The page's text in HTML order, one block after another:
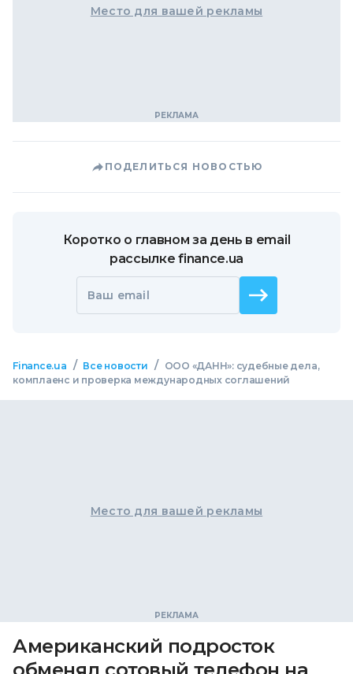
Место для вашей рекламы
ПОДЕЛИТЬСЯ НОВОСТЬЮ
Коротко о главном за день в email
рассылке finance.ua
Ваш email
Finance.ua / Все новости /
ООО «ДАНН»: судебные дела,
комплаенс и проверка международных соглашений
Место для вашей рекламы
Американский подросток